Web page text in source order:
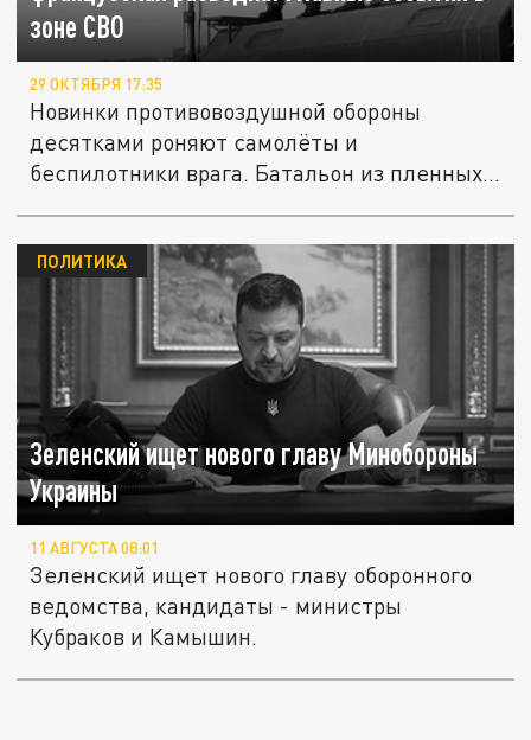
зоне СВО
29 ОКТЯБРЯ 17:35
Новинки противовоздушной обороны
десятками роняют самолёты и
беспилотники врага. Батальон из пленных
Зеленский ищет нового главу Минобороны
Украины
ПОЛИТИКА
11 АВГУСТА 08:01
Зеленский ищет нового главу оборонного
ведомства, кандидаты - министры
Кубраков и Камышин.